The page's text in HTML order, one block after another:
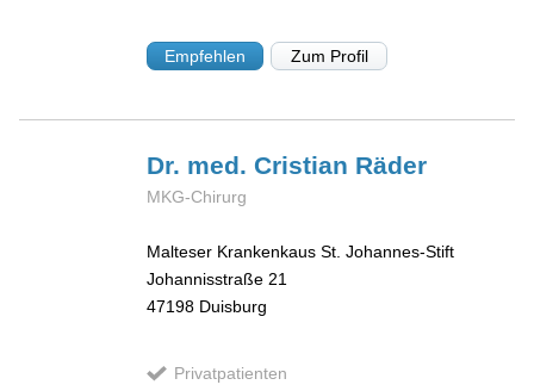
Empfehlen Zum Profil
Dr. med. Cristian Räder
MKG-Chirurg
Malteser Krankenkaus St. Johannes-Stift
Johannisstraße 21
47198 Duisburg
Privatpatienten